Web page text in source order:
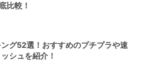
比較！
グ52選！おすすめのプチプラや速
シュを紹介！